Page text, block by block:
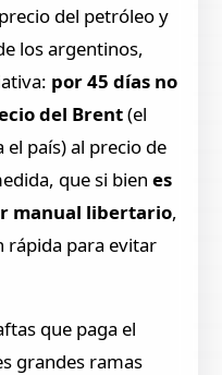
del petróleo y
los argentinos,
por 45 días no
del Brent(el
país) al precio de
que si bien es
manual libertario,
rápida para evitar
que paga el
grandes ramas